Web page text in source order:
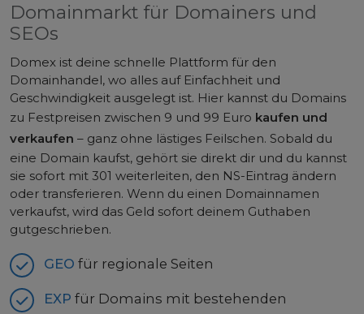
Domainmarkt für Domainers und
SEOs
Domex ist deine schnelle Plattform für den
Domainhandel, wo alles auf Einfachheit und
Geschwindigkeit ausgelegt ist. Hier kannst du Domains
zu Festpreisen zwischen 9 und 99 Euro kaufen und
verkaufen – ganz ohne lästiges Feilschen. Sobald du
eine Domain kaufst, gehört sie direkt dir und du kannst
sie sofort mit 301 weiterleiten, den NS-Eintrag ändern
oder transferieren. Wenn du einen Domainnamen
verkaufst, wird das Geld sofort deinem Guthaben
gutgeschrieben.
GEO für regionale Seiten
EXP für Domains mit bestehenden